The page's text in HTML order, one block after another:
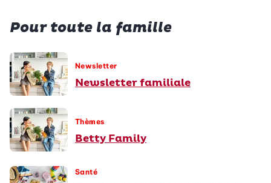
Pour toute la famille
Newsletter
Newsletter familiale
Thèmes
Betty Family
Santé